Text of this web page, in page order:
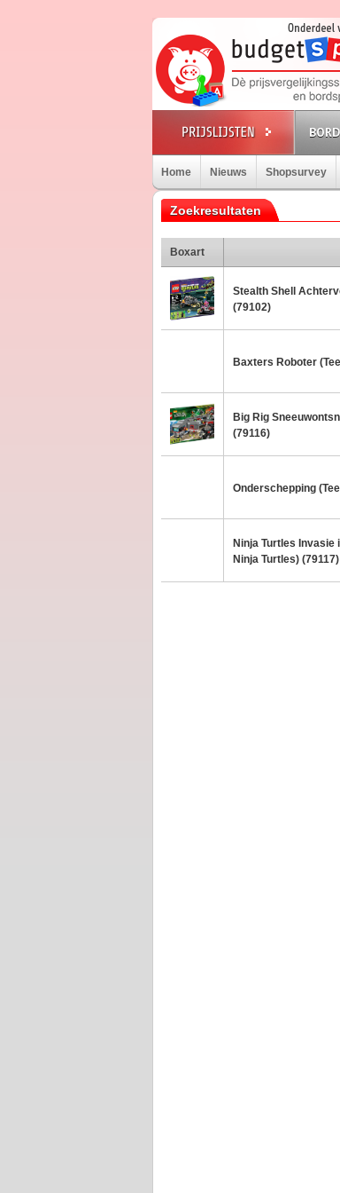
Home Nieuws Shopsurvey
Zoekresultaten
Boxart
Stealth Shell
(79102)
Baxters Roboter
Big Rig
(79116)
Onderschepping
Ninja Turtles Invasie
Ninja Turtles) (79117)